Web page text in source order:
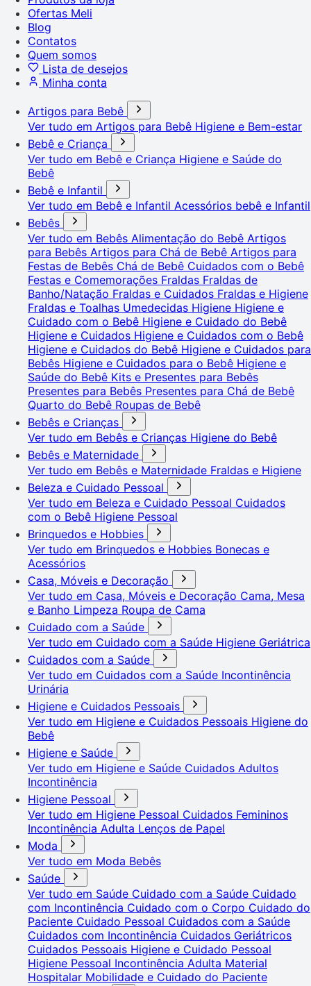
Ofertas Meli
Blog
Contatos
Quem somos
Lista de desejos
Minha conta
Artigos para Bebê
Ver tudo em Artigos para Bebê Higiene e Bem-estar
Bebê e Criança
Ver tudo em Bebê e Criança Higiene e Saúde do
Bebê
Bebê e Infantil
Ver tudo em Bebê e Infantil Acessórios bebê e Infantil
Bebês
Ver tudo em Bebês Alimentação do Bebê Artigos
para Bebês Artigos para Chá de Bebê Artigos para
Festas de Bebês Chá de Bebê Cuidados com o Bebê
Festas e Comemorações Fraldas Fraldas de
Banho/Natação Fraldas e Cuidados Fraldas e Higiene
Fraldas e Toalhas Umedecidas Higiene Higiene e
Cuidado com o Bebê Higiene e Cuidado do Bebê
Higiene e Cuidados Higiene e Cuidados com o Bebê
Higiene e Cuidados do Bebê Higiene e Cuidados para
Bebês Higiene e Cuidados para o Bebê Higiene e
Saúde do Bebê Kits e Presentes para Bebês
Presentes para Bebês Presentes para Chá de Bebê
Quarto do Bebê Roupas de Bebê
Bebês e Crianças
Ver tudo em Bebês e Crianças Higiene do Bebê
Bebês e Maternidade
Ver tudo em Bebês e Maternidade Fraldas e Higiene
Beleza e Cuidado Pessoal
Ver tudo em Beleza e Cuidado Pessoal Cuidados
com o Bebê Higiene Pessoal
Brinquedos e Hobbies
Ver tudo em Brinquedos e Hobbies Bonecas e
Acessórios
Casa, Móveis e Decoração
Ver tudo em Casa, Móveis e Decoração Cama, Mesa
e Banho Limpeza Roupa de Cama
Cuidado com a Saúde
Ver tudo em Cuidado com a Saúde Higiene Geriátrica
Cuidados com a Saúde
Ver tudo em Cuidados com a Saúde Incontinência
Urinária
Higiene e Cuidados Pessoais
Ver tudo em Higiene e Cuidados Pessoais Higiene do
Bebê
Higiene e Saúde
Ver tudo em Higiene e Saúde Cuidados Adultos
Incontinência
Higiene Pessoal
Ver tudo em Higiene Pessoal Cuidados Femininos
Incontinência Adulta Lenços de Papel
Moda
Ver tudo em Moda Bebês
Saúde
Ver tudo em Saúde Cuidado com a Saúde Cuidado
com Incontinência Cuidado com o Corpo Cuidado do
Paciente Cuidado Pessoal Cuidados com a Saúde
Cuidados com Incontinência Cuidados Geriátricos
Cuidados Pessoais Higiene e Cuidado Pessoal
Higiene Pessoal Incontinência Adulta Material
Hospitalar Mobilidade e Cuidado do Paciente